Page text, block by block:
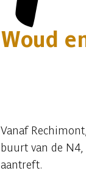
Woud
Vanaf
buurt van de
aantreft.